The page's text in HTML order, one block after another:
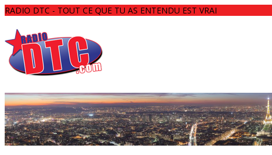
RADIO DTC - TOUT CE QUE TU AS ENTENDU EST VRAI